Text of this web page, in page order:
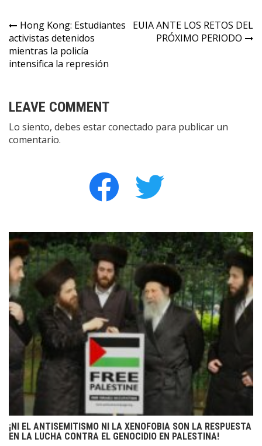
Navegación
de
entradas
Hong Kong: Estudiantes
activistas detenidos
mientras la policía
intensifica la represión
EUIA ANTE LOS RETOS DEL
PRÓXIMO PERIODO
LEAVE COMMENT
Lo siento, debes estarconectado para publicar un
comentario.
facebook twitter
¡NI EL ANTISEMITISMO NI LA XENOFOBIA SON LA RESPUESTA
EN LA LUCHA CONTRA EL GENOCIDIO EN PALESTINA!